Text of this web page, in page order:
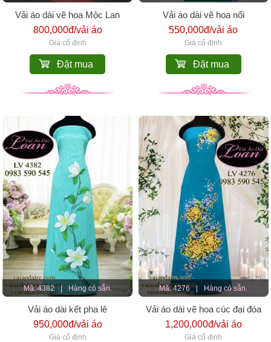
Vải áo dài vẽ hoa Mộc Lan
800,000đ/vải áo
Giá cố định
Đặt mua
Vải áo dài vẽ hoa nổi
550,000đ/vải áo
Giá cố định
Đặt mua
Mã: 4382 | Hàng có sẵn.
Vải áo dài kết pha lê
950,000đ/vải áo
Giá cố định
Mã: 4276 | Hàng có sẵn.
Vải áo dài vẽ hoa cúc đại đóa
1,200,000đ/vải áo
Giá cố định